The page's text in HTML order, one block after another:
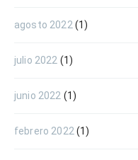
agosto 2022 (1)
julio 2022 (1)
junio 2022 (1)
febrero 2022 (1)